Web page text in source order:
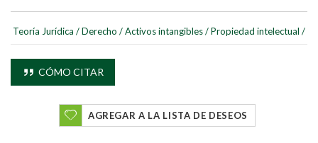
Teoría Jurídica /Derecho /Activos intangibles/Propiedad intelectual /
CÓMO CITAR
AGREGAR A LA LISTA DE DESEOS